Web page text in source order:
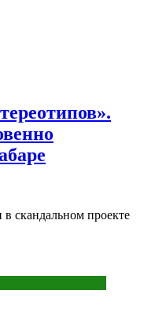
в скандальном проекте